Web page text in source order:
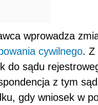
wprowadza
cywilnego. Z
do sądu
z tym
gdy wniosek w